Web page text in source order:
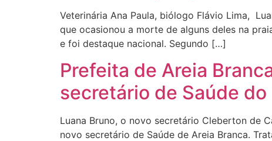
Veterinária Ana Paula, biólogo Flávio Lima,
que ocasionou a morte de alguns deles na
e foi destaque nacional. Segundo […]
Prefeita de Areia
secretário de Saúde
Luana Bruno, o novo secretário Cleberton de
novo secretário de Saúde de Areia Branca.